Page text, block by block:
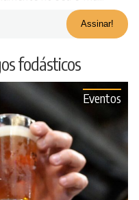
fodásticos
Eventos